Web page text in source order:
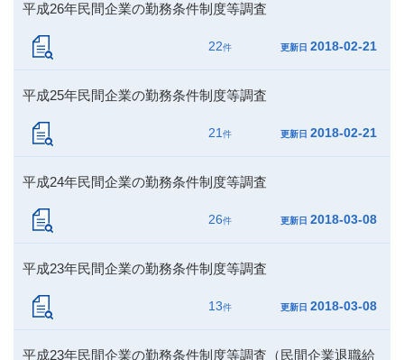
平成26年民間企業の勤務条件制度等調査
22件 更新日 2018-02-21
平成25年民間企業の勤務条件制度等調査
21件 更新日 2018-02-21
平成24年民間企業の勤務条件制度等調査
26件 更新日 2018-03-08
平成23年民間企業の勤務条件制度等調査
13件 更新日 2018-03-08
平成23年民間企業の勤務条件制度等調査（民間企業退職給